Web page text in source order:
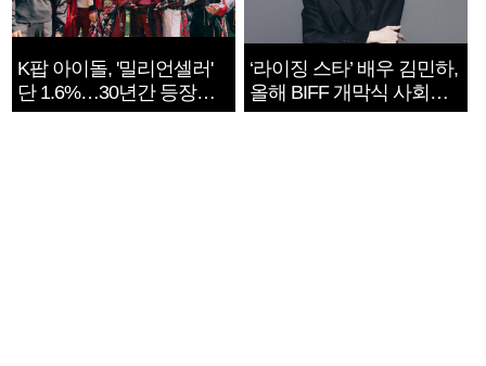
K팝 아이돌, '밀리언셀러'
단 1.6%…30년간 등장
1182개팀 전수조사
‘라이징 스타’ 배우 김민하,
올해 BIFF 개막식 사회자
확정